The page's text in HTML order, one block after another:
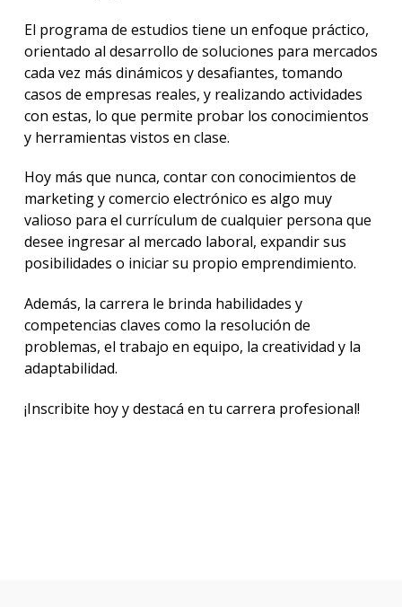
El programa de estudios tiene un enfoque práctico,
orientado al desarrollo de soluciones para mercados
cada vez más dinámicos y desafiantes, tomando
casos de empresas reales, y realizando actividades
con estas, lo que permite probar los conocimientos
y herramientas vistos en clase.
Hoy más que nunca, contar con conocimientos de
marketing y comercio electrónico es algo muy
valioso para el currículum de cualquier persona que
desee ingresar al mercado laboral, expandir sus
posibilidades o iniciar su propio emprendimiento.
Además, la carrera le brinda habilidades y
competencias claves como la resolución de
problemas, el trabajo en equipo, la creatividad y la
adaptabilidad.
¡Inscribite hoy y destacá en tu carrera profesional!